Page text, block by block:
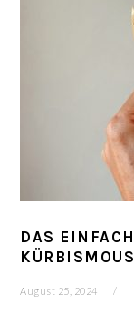
DAS
August 25, 2024